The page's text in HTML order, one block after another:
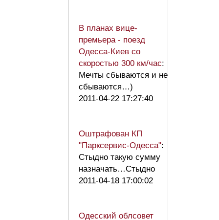
В планах вице-
премьера - поезд
Одесса-Киев со
скоростью 300 км/час:
Мечты сбываются и не
сбываются…)
2011-04-22 17:27:40
Оштрафован КП
"Парксервис-Одесса":
Стыдно такую сумму
назначать…Стыдно
2011-04-18 17:00:02
Одесский облсовет